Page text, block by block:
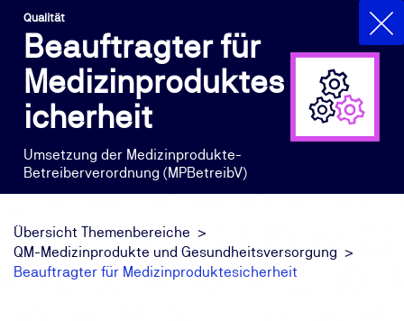
Qualität
Beauftragter für
Medizinproduktes
icherheit
Umsetzung der Medizinprodukte-
Betreiberverordnung (MPBetreibV)
Übersicht Themenbereiche
QM-Medizinprodukte und Gesundheitsversorgung
Beauftragter für Medizinproduktesicherheit